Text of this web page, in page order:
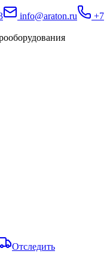
info@araton.ru
+7
Отследить